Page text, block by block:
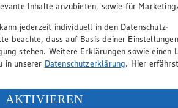
Inhalte anzubieten, sowie für
jederzeit individuell in den Datenschutz-
beachte, dass auf Basis deiner
stehen. Weitere Erklärungen sowie einen
in unserer Datenschutzerklärung. Hier
Daten in den USA durch Facebook und
AKTIVIEREN